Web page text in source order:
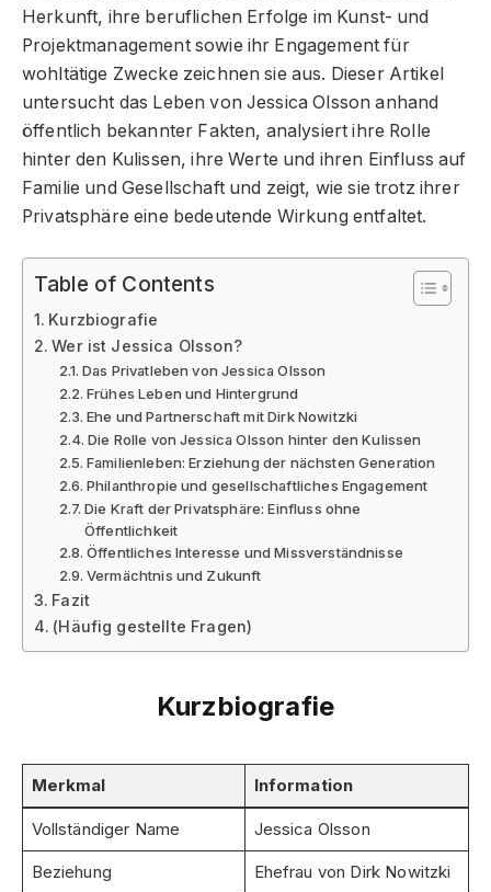
Herkunft, ihre beruflichen Erfolge im Kunst- und
Projektmanagement sowie ihr Engagement für
wohltätige Zwecke zeichnen sie aus. Dieser Artikel
untersucht das Leben von Jessica Olsson anhand
öffentlich bekannter Fakten, analysiert ihre Rolle
hinter den Kulissen, ihre Werte und ihren Einfluss auf
Familie und Gesellschaft und zeigt, wie sie trotz ihrer
Privatsphäre eine bedeutende Wirkung entfaltet.
Table of Contents
Kurzbiografie
Wer ist Jessica Olsson?
Das Privatleben von Jessica Olsson
Frühes Leben und Hintergrund
Ehe und Partnerschaft mit Dirk Nowitzki
Die Rolle von Jessica Olsson hinter den Kulissen
Familienleben: Erziehung der nächsten Generation
Philanthropie und gesellschaftliches Engagement
Die Kraft der Privatsphäre: Einfluss ohne
Öffentlichkeit
Öffentliches Interesse und Missverständnisse
Vermächtnis und Zukunft
Fazit
(Häufig gestellte Fragen)
Kurzbiografie
Merkmal Information
Vollständiger Name Jessica Olsson
Beziehung Ehefrau von Dirk Nowitzki